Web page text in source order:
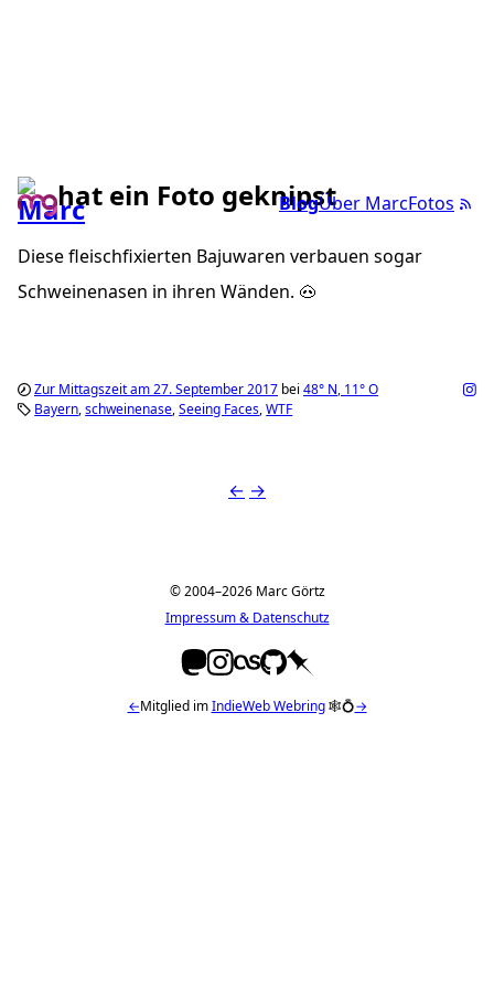
BlogÜber MarcFotos
hat ein Foto geknipst
Diese fleischfixierten Bajuwaren verbauen sogar
Schweinenasen in ihren Wänden. 🐽
Zur Mittagszeit am 27. September 2017 bei 48° N, 11°O
Bayern schweinenase Seeing Faces WTF
← →
© 2004–2026 Marc Görtz
Impressum & Datenschutz
←Mitglied imIndieWeb Webring🕸💍→